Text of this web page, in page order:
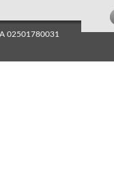
02501780031